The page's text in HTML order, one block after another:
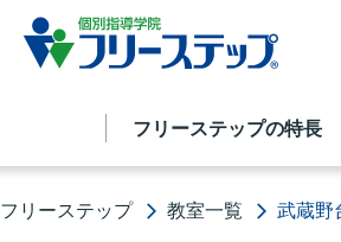
フリーステップの特長
フリーステップ 教室一覧 武蔵野